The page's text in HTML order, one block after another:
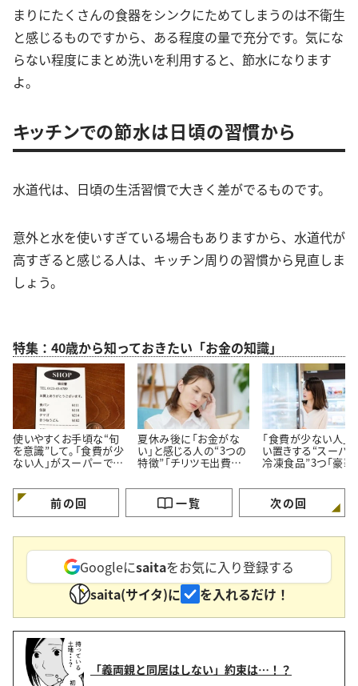
まりにたくさんの食器をシンクにためてしまうのは不衛生
と感じるものですから、ある程度の量で充分です。気にな
らない程度にまとめ洗いを利用すると、節水になります
よ。
キッチンでの節水は日頃の習慣から
水道代は、日頃の生活習慣で大きく差がでるものです。
意外と水を使いすぎている場合もありますから、水道代が
高すぎると感じる人は、キッチン周りの習慣から見直しま
しょう。
特集：40歳から知っておきたい「お金の知識」
使いやすくお手頃な“旬
を意識”して。「食費が少
ない人」がスーパーでよ
夏休み後に「お金がな
い」と感じる人の“3つの
特徴”「チリツモ出費に
「食費が少ない人」
い置きする“スーパ
冷凍食品”3つ「豪華
る」
前の回 一覧 次の回
Googleにsaitaをお気に入り登録する
saita(サイタ)に
を入れるだけ！
「義両親と同居はしない」約束は…！？